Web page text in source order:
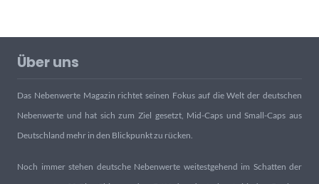
Über uns
Das Nebenwerte Magazin richtet seinen Fokus auf die Welt der deutschen
Nebenwerte und hat sich zum Ziel gesetzt, Mid-Caps und Small-Caps aus
Deutschland mehr in den Blickpunkt zu rücken.
Noch immer stehen deutsche Nebenwerte weitestgehend im Schatten der